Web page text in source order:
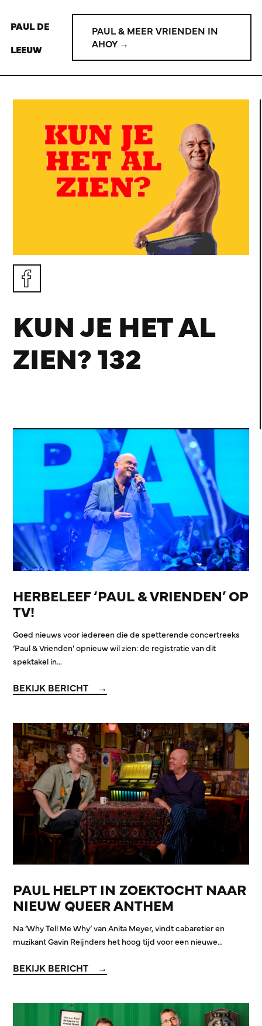
PAUL DE
LEEUW
PAUL & MEER VRIENDEN IN
AHOY →
KUN JE HET AL
ZIEN? 132
HERBELEEF ‘PAUL & VRIENDEN’ OP
TV!
Goed nieuws voor iedereen die de spetterende concertreeks
‘Paul & Vrienden’ opnieuw wil zien: de registratie van dit
spektakel in…
BEKIJK BERICHT
PAUL HELPT IN ZOEKTOCHT NAAR
NIEUW QUEER ANTHEM
Na ‘Why Tell Me Why’ van Anita Meyer, vindt cabaretier en
muzikant Gavin Reijnders het hoog tijd voor een nieuwe…
BEKIJK BERICHT